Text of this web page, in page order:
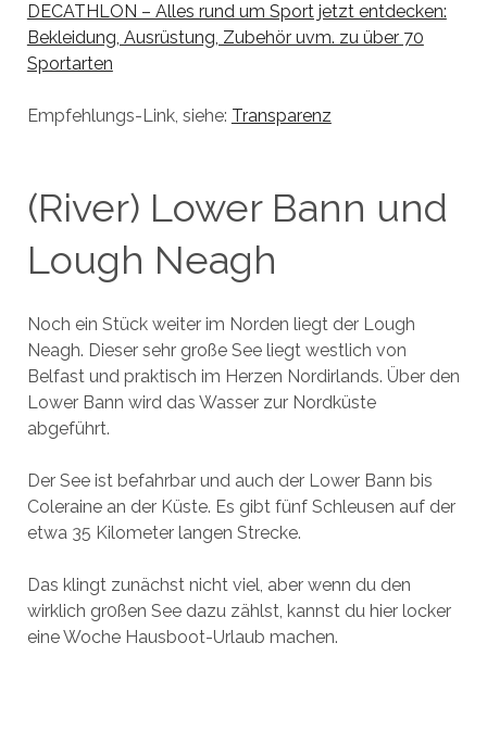
DECATHLON – Alles rund um Sport jetzt entdecken:
Bekleidung, Ausrüstung, Zubehör uvm. zu über 70
Sportarten
Empfehlungs-Link, siehe: Transparenz
(River) Lower Bann und
Lough Neagh
Noch ein Stück weiter im Norden liegt der Lough
Neagh. Dieser sehr große See liegt westlich von
Belfast und praktisch im Herzen Nordirlands. Über den
Lower Bann wird das Wasser zur Nordküste
abgeführt.
Der See ist befahrbar und auch der Lower Bann bis
Coleraine an der Küste. Es gibt fünf Schleusen auf der
etwa 35 Kilometer langen Strecke.
Das klingt zunächst nicht viel, aber wenn du den
wirklich gr0ßen See dazu zählst, kannst du hier locker
eine Woche Hausboot-Urlaub machen.